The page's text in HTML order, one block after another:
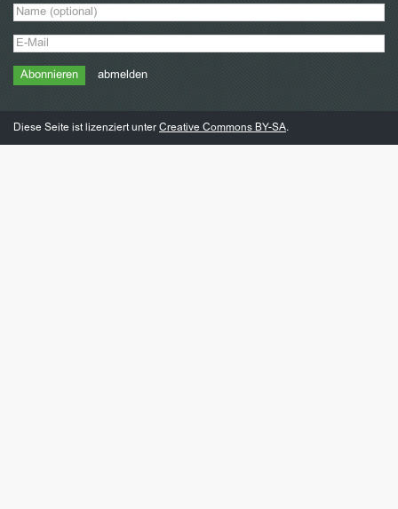
abmelden
Diese Seite ist lizenziert unter Creative Commons BY-SA.